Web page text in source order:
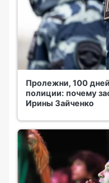
Пролежни, 100
полиции: почему
Ирины Зайченко